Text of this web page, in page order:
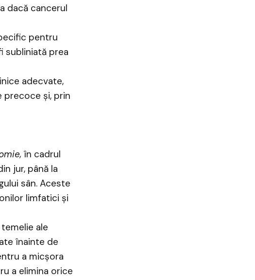
dacă cancerul
pentru
subliniată prea
adecvate,
și, prin
în cadrul
jur, până la
sân. Aceste
limfatici și
ale
înainte de
a micșora
a elimina orice